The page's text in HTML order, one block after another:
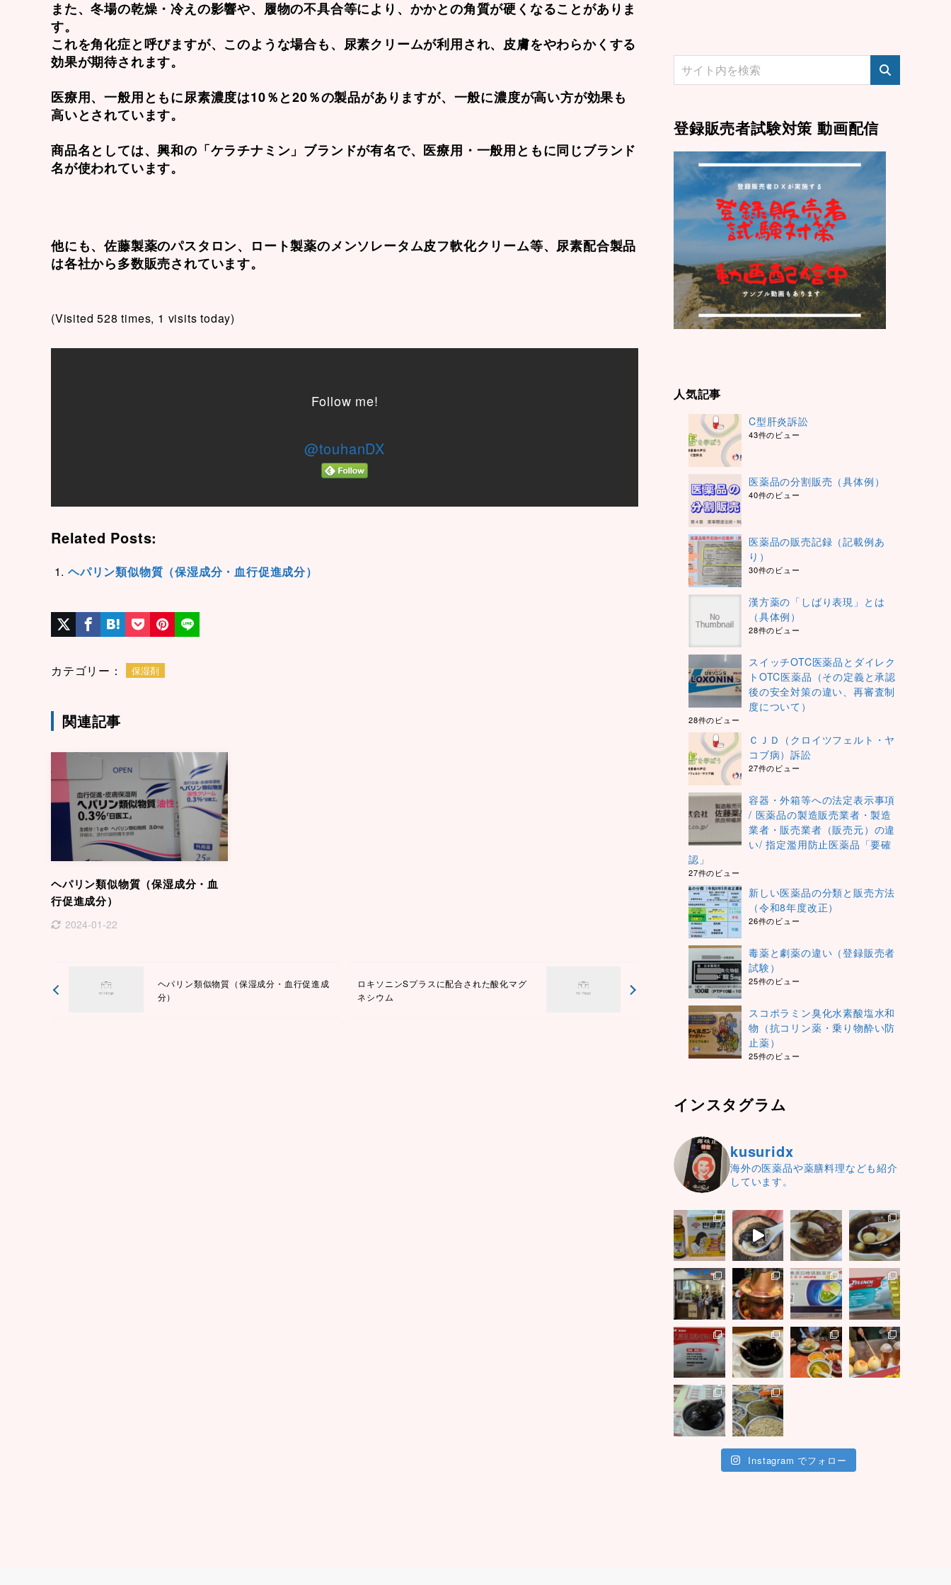
また、冬場の乾燥・冷えの影響や、履物の不具合等により、かかとの角質が硬くなることがありま
す。
これを角化症と呼びますが、このような場合も、尿素クリームが利用され、皮膚をやわらかくする
効果が期待されます。
医療用、一般用ともに尿素濃度は10％と20％の製品がありますが、一般に濃度が高い方が効果も
高いとされています。
商品名としては、興和の「ケラチナミン」ブランドが有名で、医療用・一般用ともに同じブランド
名が使われています。
他にも、佐藤製薬のパスタロン、ロート製薬のメンソレータム皮フ軟化クリーム等、尿素配合製品
は各社から多数販売されています。
(Visited 528 times, 1 visits today)
Follow me!
@touhanDX
Related Posts:
ヘパリン類似物質（保湿成分・血行促進成分）
カテゴリー： 保湿剤
関連記事
ヘパリン類似物質（保湿成分・血
行促進成分）
2024-01-22
ヘパリン類似物質（保湿成分・血行促進成
分）
ロキソニンSプラスに配合された酸化マグ
ネシウム
登録販売者試験対策 動画配信
人気記事
C型肝炎訴訟
43件のビュー
医薬品の分割販売（具体例）
40件のビュー
医薬品の販売記録（記載例あ
り）
30件のビュー
漢方薬の「しばり表現」とは
（具体例）
28件のビュー
スイッチOTC医薬品とダイレク
トOTC医薬品（その定義と承認
後の安全対策の違い、再審査制
度について）
28件のビュー
ＣＪＤ（クロイツフェルト・ヤ
コブ病）訴訟
27件のビュー
容器・外箱等への法定表示事項
/ 医薬品の製造販売業者・製造
業者・販売業者（販売元）の違
い/ 指定濫用防止医薬品「要確
認」
27件のビュー
新しい医薬品の分類と販売方法
（令和8年度改正）
26件のビュー
毒薬と劇薬の違い（登録販売者
試験）
25件のビュー
スコポラミン臭化水素酸塩水和
物（抗コリン薬・乗り物酔い防
止薬）
25件のビュー
インスタグラム
kusuridx
海外の医薬品や薬膳料理なども紹介
しています。
Instagram でフォロー